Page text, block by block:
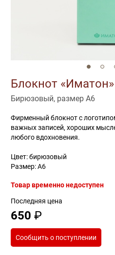
Блокнот «Иматон»
Бирюзовый, размер А6
Фирменный блокнот с
важных записей, хороших
любого вдохновения.
Цвет: бирюзовый
Размер: А6
Товар временно недоступен
Последняя цена
650 ₽
Сообщить о поступлении